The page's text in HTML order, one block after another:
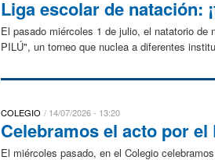
Liga escolar de natación:
​El pasado miércoles 1 de julio, el natatorio
PILÚ", un torneo que nuclea a diferentes
COLEGIO 14/07/2026 - 13:20
Celebramos el acto por
El miércoles pasado, en el Colegio